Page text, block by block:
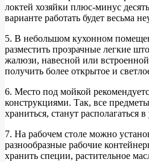
локтей хозяйки плюс-минус
варианте работать будет весьма
5. В небольшом кухонном
разместить прозрачные легкие
жалюзи, навесной или
получить более открытое и
6. Место под мойкой
конструкциями. Так, все
храниться, станут располагаться
7. На рабочем столе можно
разнообразные рабочие
хранить специи, растительное